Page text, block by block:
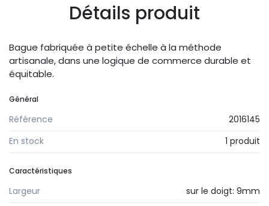
Détails produit
Bague fabriquée à petite échelle à la méthode
artisanale, dans une logique de commerce durable et
équitable.
Général
Référence
2016145
En stock
1 produit
Caractéristiques
Largeur
sur le doigt: 9mm